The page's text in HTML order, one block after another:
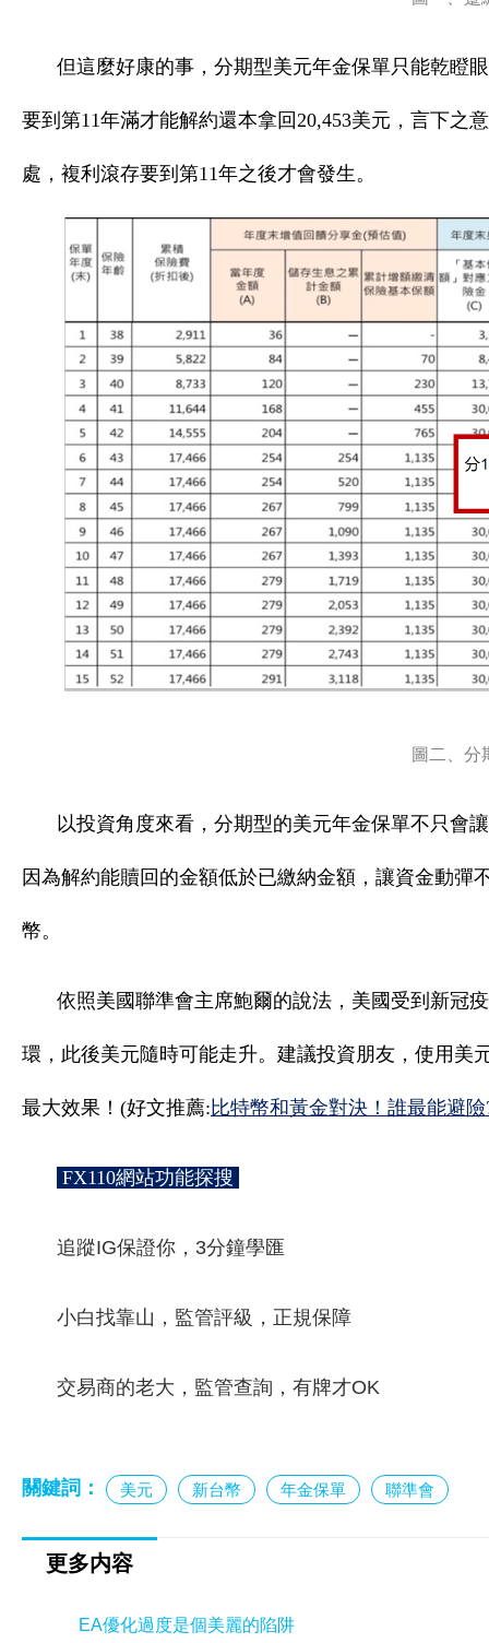
但這麼好康的事，分期型美元年金保單只能乾瞪
要到第11年滿才能解約還本拿回20,453美元，言下之
處，複利滾存要到第11年之後才會發生。
圖二、分
以投資角度來看，分期型的美元年金保單不只會
因為解約能贖回的金額低於已繳納金額，讓資金動彈
幣。
依照美國聯準會主席鮑爾的說法，美國受到新冠
環，此後美元隨時可能走升。建議投資朋友，使用美
最大效果！(好文推薦: 比特幣和黃金對決！誰最能避險
FX110網站功能探搜
追蹤IG保證你，3分鐘學匯
小白找靠山，監管評級，正規保障
交易商的老大，監管查詢，有牌才OK
關鍵詞： 美元 新台幣 年金保單 聯準會
更多内容
EA優化過度是個美麗的陷阱